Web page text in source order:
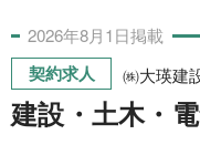
2026年8月1日掲載
契約求人 ㈱大瑛建
建設・土木・